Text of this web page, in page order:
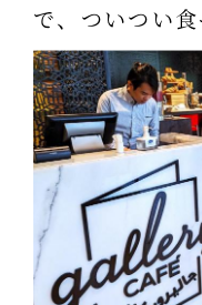
で、ついつい